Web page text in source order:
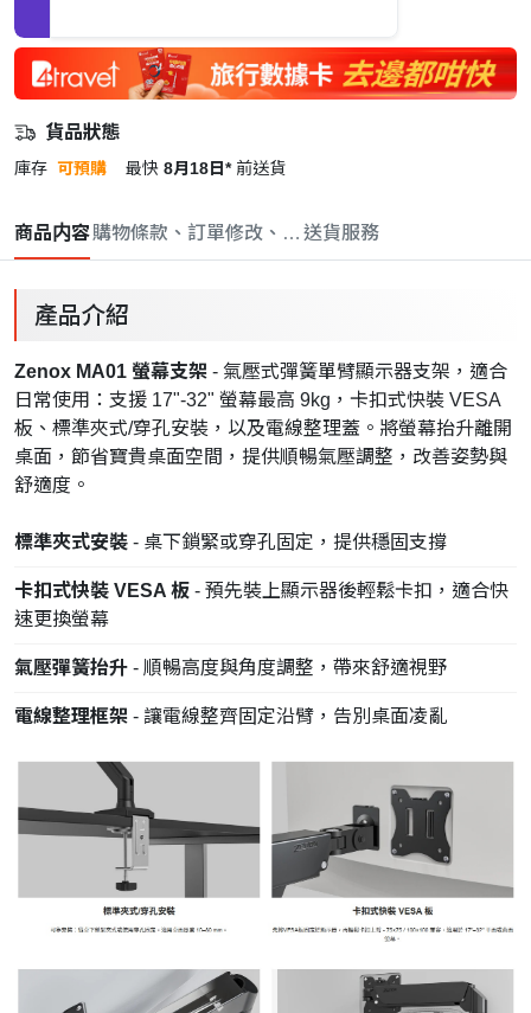
貨品狀態
庫存 可預購 最快 8月18日* 前送貨
商品内容購物條款、訂單修改、取消與退款政策
送貨服務
產品介紹
Zenox MA01 螢幕支架 - 氣壓式彈簧單臂顯示器支架，適合
日常使用：支援 17"-32" 螢幕最高 9kg，卡扣式快裝 VESA
板、標準夾式/穿孔安裝，以及電線整理蓋。將螢幕抬升離開
桌面，節省寶貴桌面空間，提供順暢氣壓調整，改善姿勢與
舒適度。
標準夾式安裝 - 桌下鎖緊或穿孔固定，提供穩固支撐
卡扣式快裝 VESA 板 - 預先裝上顯示器後輕鬆卡扣，適合快
速更換螢幕
氣壓彈簧抬升 - 順暢高度與角度調整，帶來舒適視野
電線整理框架 - 讓電線整齊固定沿臂，告別桌面凌亂